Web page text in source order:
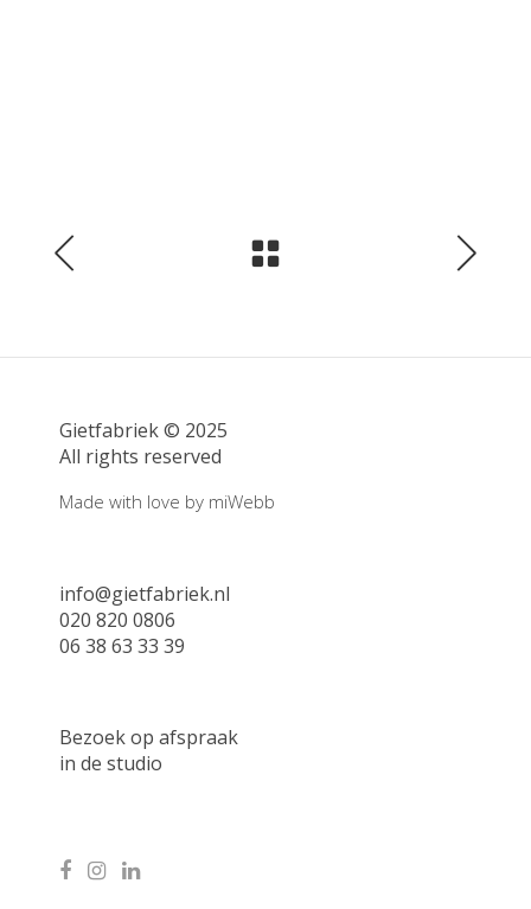
Gietfabriek © 2025
All rights reserved
Made with love by miWebb
info@gietfabriek.nl
020 820 0806
06 38 63 33 39
Bezoek op afspraak
in de studio